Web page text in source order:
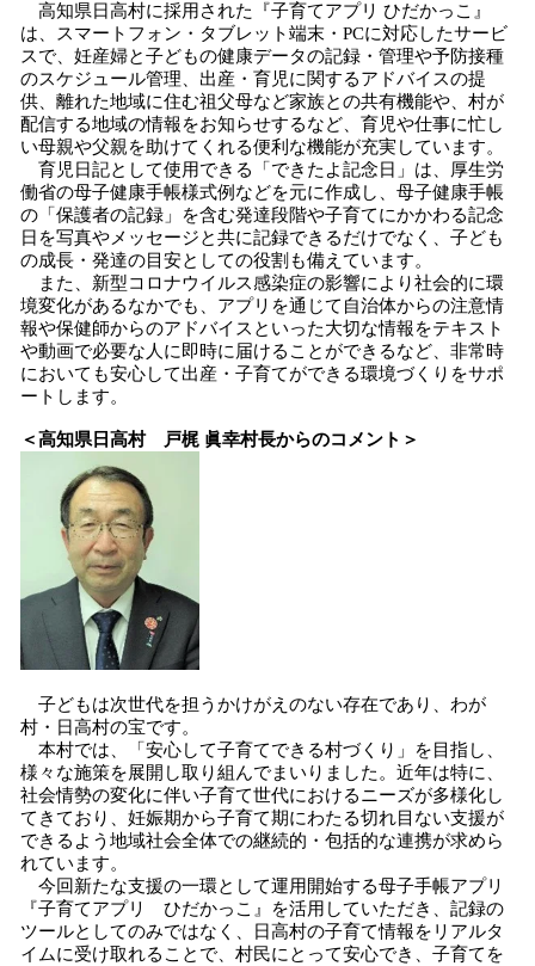
高知県日高村に採用された『子育てアプリ ひだかっこ』
は、スマートフォン・タブレット端末・PCに対応したサービ
スで、妊産婦と子どもの健康データの記録・管理や予防接種
のスケジュール管理、出産・育児に関するアドバイスの提
供、離れた地域に住む祖父母など家族との共有機能や、村が
配信する地域の情報をお知らせするなど、育児や仕事に忙し
い母親や父親を助けてくれる便利な機能が充実しています。
育児日記として使用できる「できたよ記念日」は、厚生労
働省の母子健康手帳様式例などを元に作成し、母子健康手帳
の「保護者の記録」を含む発達段階や子育てにかかわる記念
日を写真やメッセージと共に記録できるだけでなく、子ども
の成長・発達の目安としての役割も備えています。
また、新型コロナウイルス感染症の影響により社会的に環
境変化があるなかでも、アプリを通じて自治体からの注意情
報や保健師からのアドバイスといった大切な情報をテキスト
や動画で必要な人に即時に届けることができるなど、非常時
においても安心して出産・子育てができる環境づくりをサポ
ートします。
＜高知県日高村 戸梶 眞幸村長からのコメント＞
子どもは次世代を担うかけがえのない存在であり、わが
村・日高村の宝です。
本村では、「安心して子育てできる村づくり」を目指し、
様々な施策を展開し取り組んでまいりました。近年は特に、
社会情勢の変化に伴い子育て世代におけるニーズが多様化し
てきており、妊娠期から子育て期にわたる切れ目ない支援が
できるよう地域社会全体での継続的・包括的な連携が求めら
れています。
今回新たな支援の一環として運用開始する母子手帳アプリ
『子育てアプリ ひだかっこ』を活用していただき、記録の
ツールとしてのみではなく、日高村の子育て情報をリアルタ
イムに受け取れることで、村民にとって安心でき、子育てを